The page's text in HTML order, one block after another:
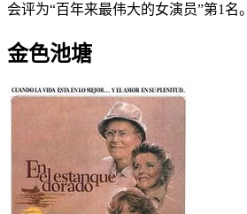
会评为“百年来最伟大的女演员”第1名。
金色池塘